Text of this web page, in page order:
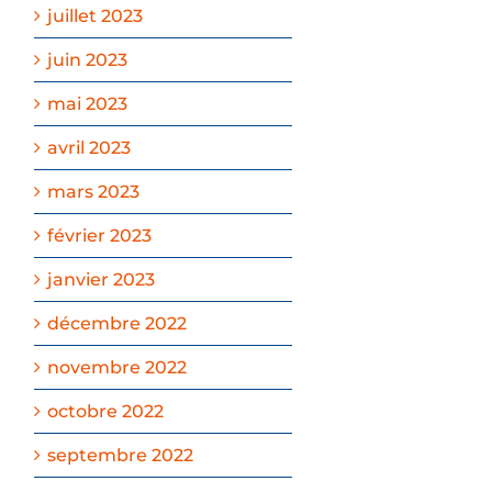
juillet 2023
juin 2023
mai 2023
avril 2023
mars 2023
février 2023
janvier 2023
décembre 2022
novembre 2022
octobre 2022
septembre 2022